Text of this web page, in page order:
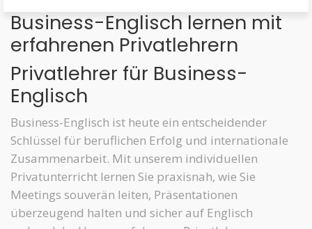
Business-Englisch lernen mit
erfahrenen Privatlehrern
Privatlehrer für Business-
Englisch
Business-Englisch ist heute ein entscheidender
Schlüssel für beruflichen Erfolg und internationale
Zusammenarbeit. Mit unserem individuellen
Privatunterricht lernen Sie praxisnah, wie Sie
Meetings souverän leiten, Präsentationen
überzeugend halten und sicher auf Englisch